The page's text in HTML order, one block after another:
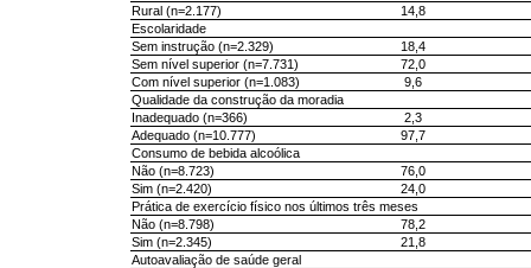
Rural (n=2.177)
14,8
Escolaridade
Sem instrução (n=2.329)
18,4
Sem nível superior (n=7.731)
72,0
Com nível superior (n=1.083)
9,6
Qualidade da construção da moradia
Inadequado (n=366)
2,3
Adequado (n=10.777)
97,7
Consumo de bebida alcoólica
Não (n=8.723)
76,0
Sim (n=2.420)
24,0
Prática de exercício físico nos últimos três meses
Não (n=8.798)
78,2
Sim (n=2.345)
21,8
Autoavaliação de saúde geral